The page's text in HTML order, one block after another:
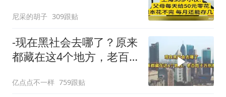
尼采的胡子 309跟贴
-现在黑社会去哪了？原来
都藏在这4个地方，老百
亿点点不一样 759跟贴